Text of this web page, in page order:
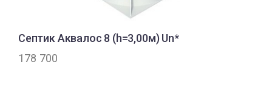
Септик Аквалос 8 (h=3,00м) Un*
178 700